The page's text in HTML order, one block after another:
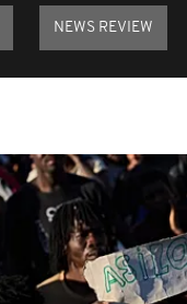
NEWS REVIEW